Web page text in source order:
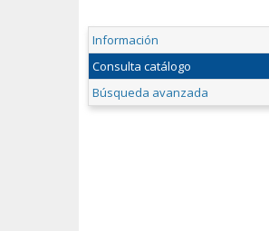
Información
Consulta catálogo
Búsqueda avanzada